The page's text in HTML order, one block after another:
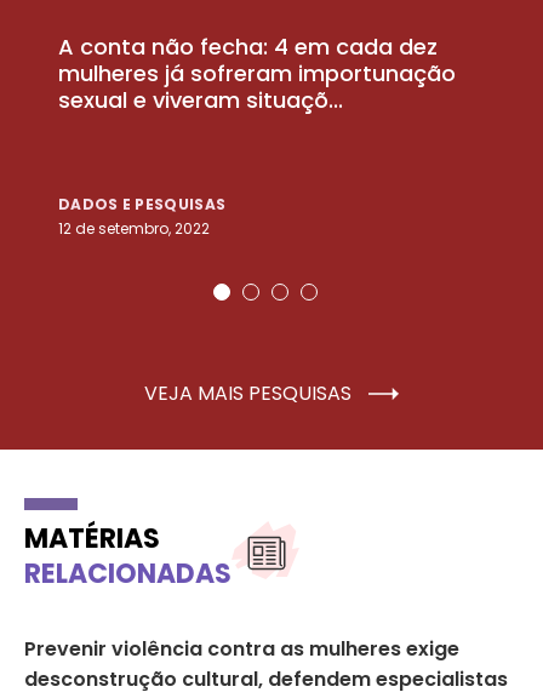
A conta não fecha: 4 em cada dez
mulheres já sofreram importunação
sexual e viveram situaçõ...
DADOS E PESQUISAS
12 de setembro, 2022
VEJA MAIS PESQUISAS
MATÉRIAS
RELACIONADAS
Prevenir violência contra as mulheres exige
desconstrução cultural, defendem especialistas